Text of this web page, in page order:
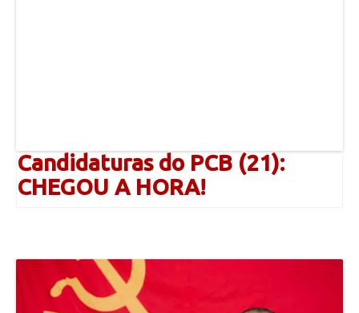
Candidaturas do PCB (21):
CHEGOU A HORA!